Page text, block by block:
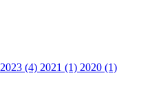
2023 (4) 2021 (1) 2020 (1)